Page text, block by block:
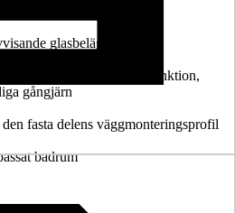
glasbeläggning
möjlig, Lyft-sänk-funktion,
gångjärn
fasta delens väggmonteringsprofil
badrum